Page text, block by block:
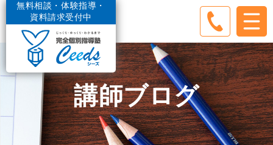
無料相談・体験指導・
資料請求受付中
講師ブログ